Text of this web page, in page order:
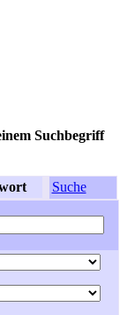
Suchbegriff
Suche